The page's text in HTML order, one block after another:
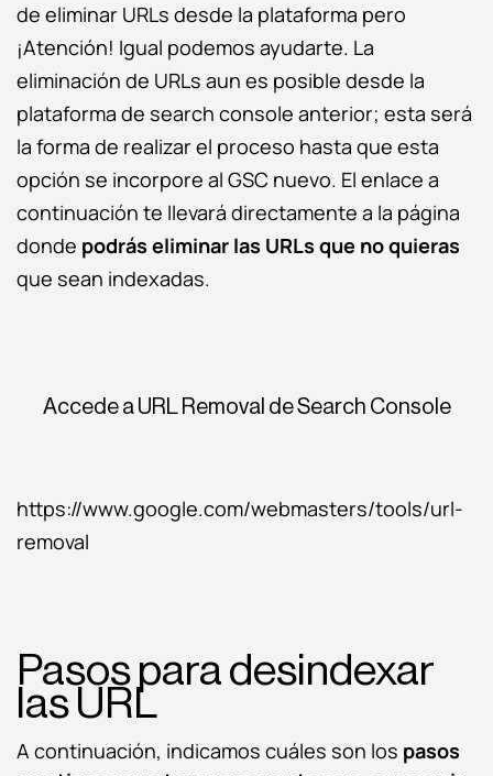
de eliminar URLs desde la plataforma pero
¡Atención! Igual podemos ayudarte. La
eliminación de URLs aun es posible desde la
plataforma de search console anterior; esta será
la forma de realizar el proceso hasta que esta
opción se incorpore al GSC nuevo. El enlace a
continuación te llevará directamente a la página
donde podrás eliminar las URLs que no quieras
que sean indexadas.
Accede a URL Removal de Search Console
https://www.google.com/webmasters/tools/url-
removal
Pasos para desindexar
las URL
A continuación, indicamos cuáles son los pasos